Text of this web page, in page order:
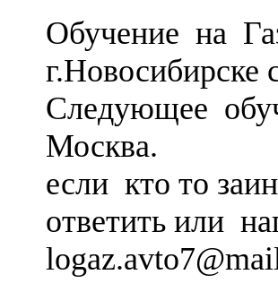
Обучение на
г.Новосибирске
Следующее
Москва.
если кто то
ответить или